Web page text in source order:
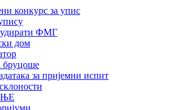
конкурс за упис
ФМГ
дом
бруцоше
за пријемни испит